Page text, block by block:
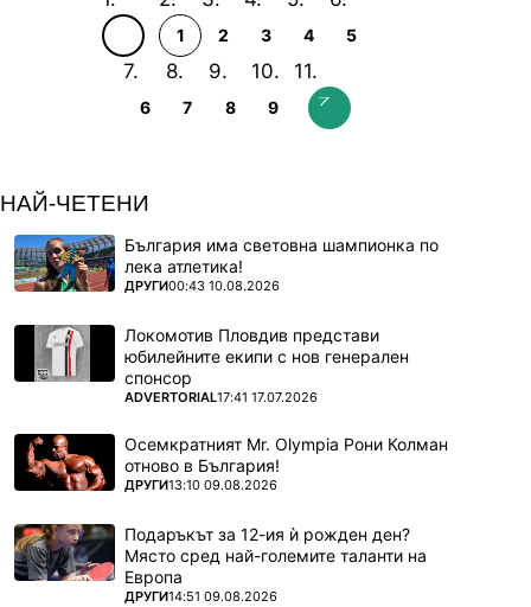
1 2 3 4 5
6 7 8 9
НАЙ-ЧЕТЕНИ
България има световна шампионка по
лека атлетика!
ПОВЕЧЕ ОТ
ДРУГИ00:43 10.08.2026
Локомотив Пловдив представи
юбилейните екипи с нов генерален
спонсор
ПОВЕЧЕ ОТ
ADVERTORIAL17:41 17.07.2026
Осемкратният Mr. Olympia Рони Колман
отново в България!
ПОВЕЧЕ ОТ
ДРУГИ13:10 09.08.2026
Подаръкът за 12-ия ѝ рожден ден?
Място сред най-големите таланти на
Европа
ПОВЕЧЕ ОТ
ДРУГИ14:51 09.08.2026